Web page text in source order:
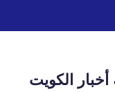
أخبار الكويت